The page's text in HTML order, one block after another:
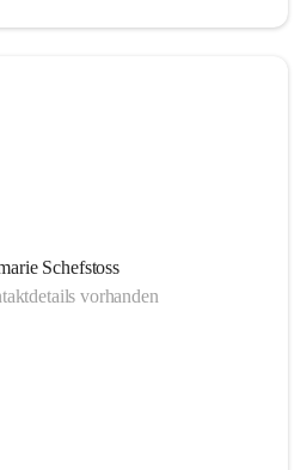
Schefstoss
vorhanden